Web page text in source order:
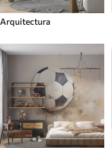
Arquitectura